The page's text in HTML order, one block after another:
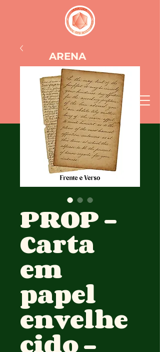
ARENA
JAMM
PROP -
Carta
em
papel
envelhe
cido -